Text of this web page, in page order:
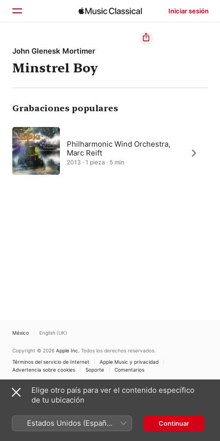
Iniciar sesión
Inicio
Explorar
Buscar
John Glenesk Mortimer
Minstrel Boy
Grabaciones populares
Philharmonic Wind Orchestra,
Marc Reift
2013 · 1 pieza · 5 min
México English (UK)
Copyright © 2026 Apple Inc. Todos los derechos reservados.
Términos del servicio de Internet
Apple Music y privacidad
Advertencia sobre cookies
Soporte Comentarios
Elige otro país para ver el contenido específico
de tu ubicación
Estados Unidos (Español
México)
Continuar